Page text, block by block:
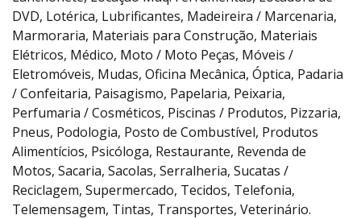
DVD, Lotérica, Lubrificantes, Madeireira / Marcenaria,
Marmoraria, Materiais para Construção, Materiais
Elétricos, Médico, Moto / Moto Peças, Móveis /
Eletromóveis, Mudas, Oficina Mecânica, Óptica, Padaria
/ Confeitaria, Paisagismo, Papelaria, Peixaria,
Perfumaria / Cosméticos, Piscinas / Produtos, Pizzaria,
Pneus, Podologia, Posto de Combustível, Produtos
Alimentícios, Psicóloga, Restaurante, Revenda de
Motos, Sacaria, Sacolas, Serralheria, Sucatas /
Reciclagem, Supermercado, Tecidos, Telefonia,
Telemensagem, Tintas, Transportes, Veterinário.